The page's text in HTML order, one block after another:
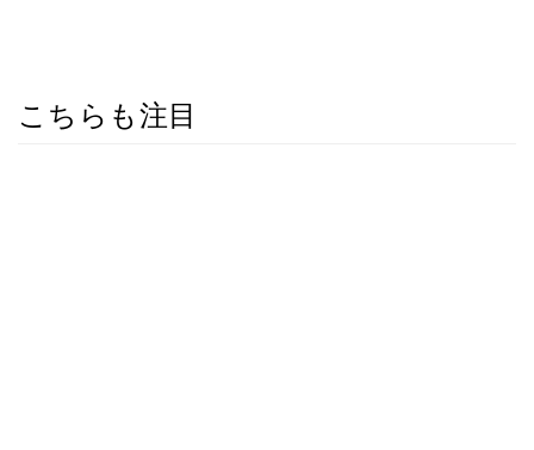
こちらも注目